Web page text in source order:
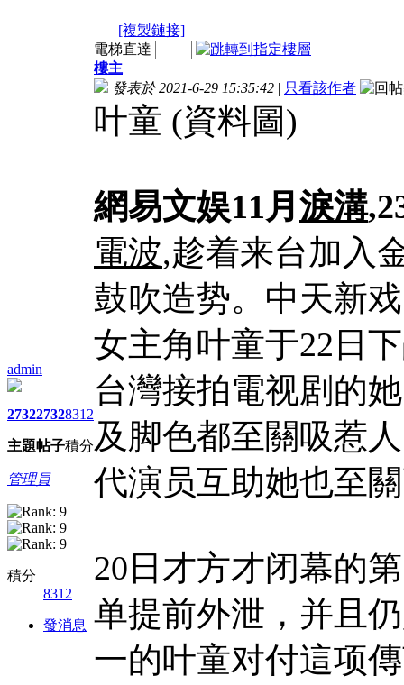
[複製鏈接]
admin
2732
主題
2732
帖子
8312
積分
管理員
積分
8312
發消息
電梯直達
樓主
發表於 2021-6-29 15:35:42 | 只看該作者
叶童 (資料圖)
網易文娱11月 淚溝
電波,趁着来台加入
鼓吹造势。中天新
女主角叶童于22日
台灣接拍電视剧的
及脚色都至關吸惹
代演员互助她也至
20日才方才闭幕的
单提前外泄，并且
一的叶童对付這项